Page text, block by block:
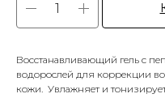
Восстанавливающий гель с
водорослей для коррекции
кожи. Увлажняет и